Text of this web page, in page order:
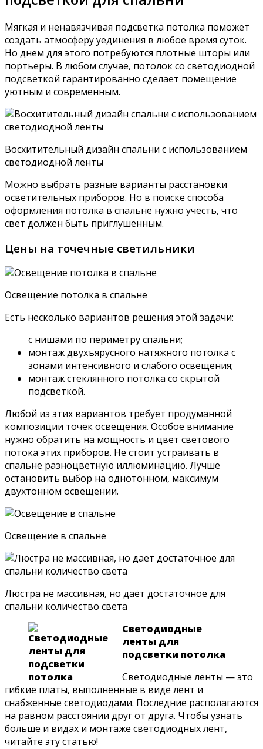
Мягкая и ненавязчивая подсветка потолка поможет
создать атмосферу уединения в любое время суток.
Но днем для этого потребуются плотные шторы или
портьеры. В любом случае, потолок со светодиодной
подсветкой гарантированно сделает помещение
уютным и современным.
Восхитительный дизайн спальни с использованием
светодиодной ленты
Можно выбрать разные варианты расстановки
осветительных приборов. Но в поиске способа
оформления потолка в спальне нужно учесть, что
свет должен быть приглушенным.
Цены на точечные светильники
Освещение потолка в спальне
Есть несколько вариантов решения этой задачи:
с нишами по периметру спальни;
монтаж двухъярусного натяжного потолка с
зонами интенсивного и слабого освещения;
монтаж стеклянного потолка со скрытой
подсветкой.
Любой из этих вариантов требует продуманной
композиции точек освещения. Особое внимание
нужно обратить на мощность и цвет светового
потока этих приборов. Не стоит устраивать в
спальне разноцветную иллюминацию. Лучше
остановить выбор на однотонном, максимум
двухтонном освещении.
Освещение в спальне
Люстра не массивная, но даёт достаточное для
спальни количество света
Светодиодные
ленты для
подсветки потолка
Светодиодные ленты — это
гибкие платы, выполненные в виде лент и
снабженные светодиодами. Последние располагаются
на равном расстоянии друг от друга. Чтобы узнать
больше и видах и монтаже светодиодных лент,
читайте эту статью!